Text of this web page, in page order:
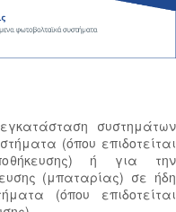
συστημάτων
(όπου επιδοτείται
ή για την
(μπαταρίας) σε ήδη
(όπου επιδοτείται